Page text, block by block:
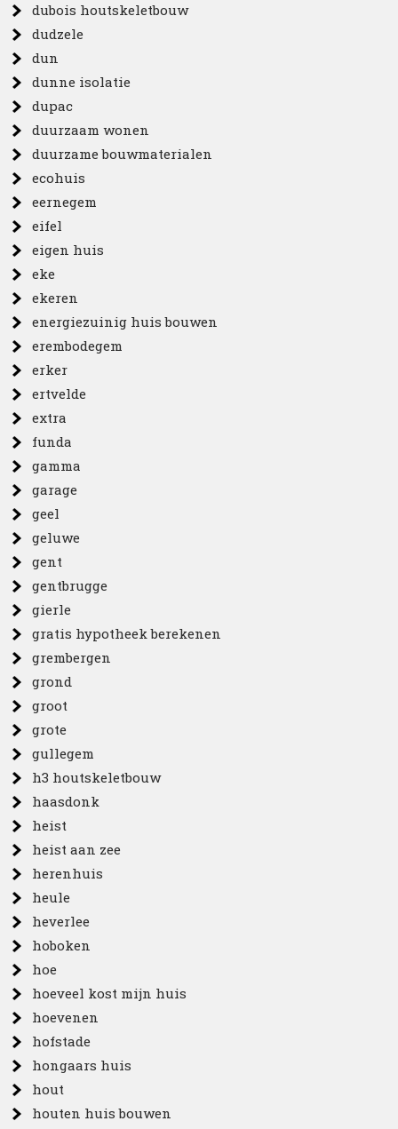
dubois houtskeletbouw
dudzele
dun
dunne isolatie
dupac
duurzaam wonen
duurzame bouwmaterialen
ecohuis
eernegem
eifel
eigen huis
eke
ekeren
energiezuinig huis bouwen
erembodegem
erker
ertvelde
extra
funda
gamma
garage
geel
geluwe
gent
gentbrugge
gierle
gratis hypotheek berekenen
grembergen
grond
groot
grote
gullegem
h3 houtskeletbouw
haasdonk
heist
heist aan zee
herenhuis
heule
heverlee
hoboken
hoe
hoeveel kost mijn huis
hoevenen
hofstade
hongaars huis
hout
houten huis bouwen